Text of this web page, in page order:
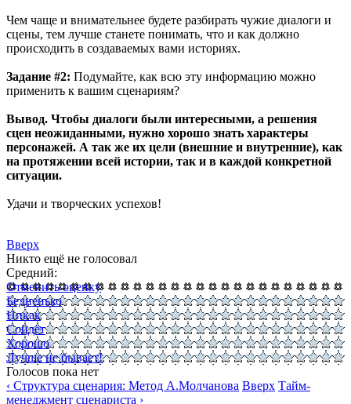
Чем чаще и внимательнее будете разбирать чужие диалоги и
сцены, тем лучше станете понимать, что и как должно
происходить в создаваемых вами историях.
Задание #2: Подумайте, как всю эту информацию можно
применить к вашим сценариям?
Вывод. Чтобы диалоги были интересными, а решения
сцен неожиданными, нужно хорошо знать характеры
персонажей. А так же их цели (внешние и внутренние), как
на протяжении всей истории, так и в каждой конкретной
ситуации.
Удачи и творческих успехов!
Вверх
Никто ещё не голосовал
Средний:
Отменить оценку
Бедненько
Никак
Сойдёт
Хорошо
Лучше не бывает!
Голосов пока нет
‹ Структура сценария: Метод А.Молчанова Вверх Тайм-
менеджмент сценариста ›